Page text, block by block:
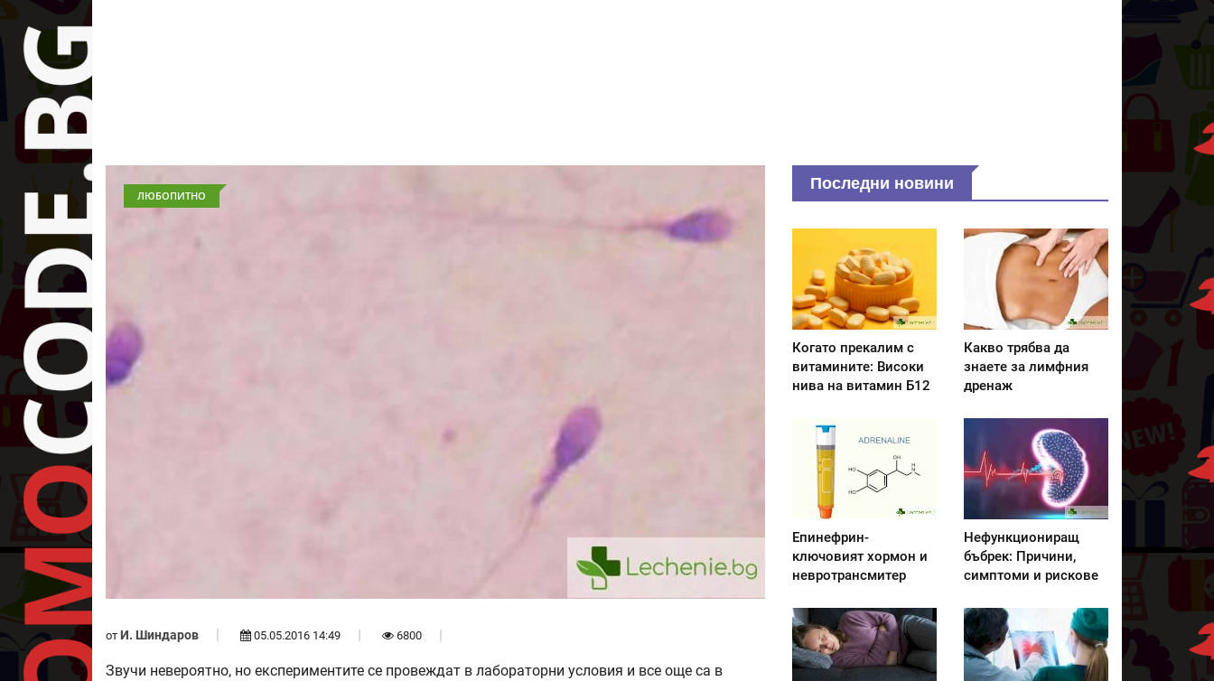
ЛЮБОПИТНО
от И. Шиндаров 05.05.2016 14:49 6800
Звучи невероятно, но експериментите се провеждат в лабораторни условия и все още са в
Последни новини
Когато прекалим с
витамините: Високи
нива на витамин Б12
Какво трябва да
знаете за лимфния
дренаж
Епинефрин-
ключовият хормон и
невротрансмитер
Нефункциониращ
бъбрек: Причини,
симптоми и рискове